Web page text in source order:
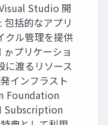
Studio 開
包括的なアプリ
クル管理を提供
プリケーショ
渡るリソース
インフラスト
Foundation
Subscription